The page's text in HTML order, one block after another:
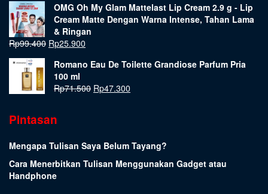
OMG Oh My Glam Mattelast Lip Cream 2.9 g - Lip
Cream Matte Dengan Warna Intense, Tahan Lama
& Ringan
Rp99.400 Rp25.900
Romano Eau De Toilette Grandiose Parfum Pria
100 ml
Rp71.500 Rp47.300
Pintasan
Mengapa Tulisan Saya Belum Tayang?
Cara Menerbitkan Tulisan Menggunakan Gadget atau
Handphone